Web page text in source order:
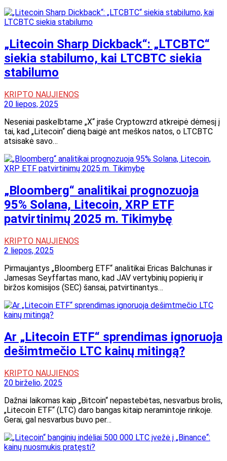
„Litecoin Sharp Dickback“: „LTCBTC“
siekia stabilumo, kai LTCBTC siekia
stabilumo
KRIPTO NAUJIENOS
20 liepos, 2025
Neseniai paskelbtame „X“ įraše Cryptowzrd atkreipė dėmesį į
tai, kad „Litecoin“ dieną baigė ant meškos natos, o LTCBTC
atsisakė savo…
„Bloomberg“ analitikai prognozuoja
95% Solana, Litecoin, XRP ETF
patvirtinimų 2025 m. Tikimybę
KRIPTO NAUJIENOS
2 liepos, 2025
Pirmaujantys „Bloomberg ETF“ analitikai Ericas Balchunas ir
Jamesas Seyffartas mano, kad JAV vertybinių popierių ir
biržos komisijos (SEC) šansai, patvirtinantys…
Ar „Litecoin ETF“ sprendimas ignoruoja
dešimtmečio LTC kainų mitingą?
KRIPTO NAUJIENOS
20 birželio, 2025
Dažnai laikomas kaip „Bitcoin“ nepastebėtas, nesvarbus brolis,
„Litecoin ETF“ (LTC) daro bangas kitaip neramintoje rinkoje.
Gerai, gal nesvarbus buvo per…